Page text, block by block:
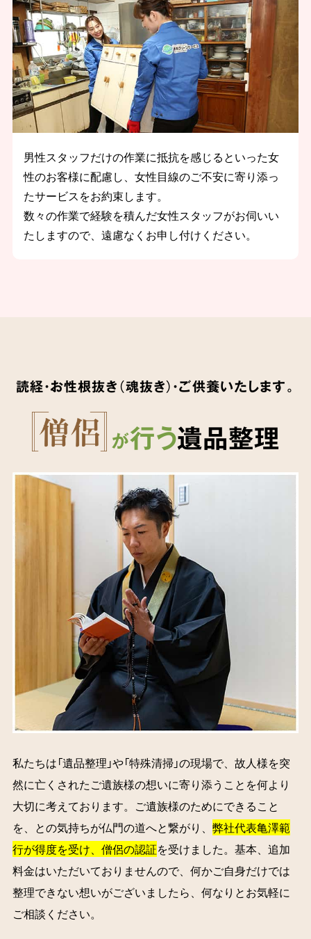
男性スタッフだけの作業に抵抗を感じるといった女
性のお客様に配慮し、女性目線のご不安に寄り添っ
たサービスをお約束します。
数々の作業で経験を積んだ女性スタッフがお伺いい
たしますので、遠慮なくお申し付けください。
が行う遺品整理
読経・お性根抜き（魂抜き）・ご供養いたします。
私たちは「遺品整理」や「特殊清掃」の現場で、故人様を突
然に亡くされたご遺族様の想いに寄り添うことを何より
大切に考えております。ご遺族様のためにできること
を、との気持ちが仏門の道へと繋がり、 弊社代表亀澤範
行が得度を受け、僧侶の認証を受けました。基本、追加
料金はいただいておりませんので、何かご自身だけでは
整理できない想いがございましたら、何なりとお気軽に
ご相談ください。